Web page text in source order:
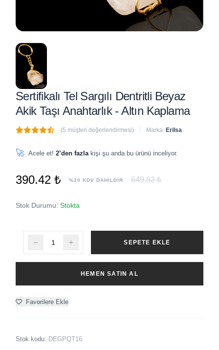
Sertifikalı Tel Sargılı Dentritli Beyaz
Akik Taşı Anahtarlık - Altın Kaplama
(5 müşteri değerlendirmesi) Marka: Erilsa
🚀 Acele et! 2’den fazla kişi şu anda bu ürünü inceliyor.
390.42 ₺ %20 KDV DAHİLDİR 649.82 ₺
Stok Durumu: Stokta
SEPETE EKLE
HEMEN SATIN AL
Favorilere Ekle
Stok kodu: DEGPQT16